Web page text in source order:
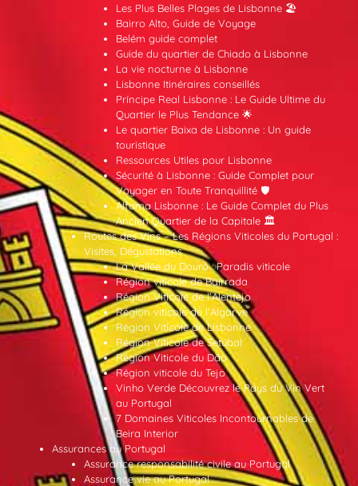
Les Plus Belles Plages de Lisbonne 🏖️
Bairro Alto, Guide de Voyage
Belém guide complet
Guide du quartier de Chiado à Lisbonne
La vie nocturne à Lisbonne
Lisbonne Itinéraires conseillés
Príncipe Real Lisbonne : Le Guide Ultime du
Quartier le Plus Tendance 🌟
Le quartier Baixa de Lisbonne : Un guide
touristique
Ressources Utiles pour Lisbonne
Sécurité à Lisbonne : Guide Complet pour
Voyager en Toute Tranquillité 🛡️
Alfama Lisbonne : Le Guide Complet du Plus
Ancien Quartier de la Capitale 🏛️
Routes des Vins – Les Régions Viticoles du Portugal :
Visites, Dégustations
La Vallée du Douro : Paradis viticole
Région viticole de Bairrada
Région Viticole de l’Alentejo
Région viticole de l’Algarve
Région Viticole de Lisbonne
Région Viticole de Setúbal
Région Viticole du Dão
Région viticole du Tejo
Vinho Verde Découvrez le Pays du Vin Vert
au Portugal
7 Domaines Viticoles Incontournables de
Beira Interior
Assurances au Portugal
Assurance responsabilité civile au Portugal
Assurance vie au Portugal